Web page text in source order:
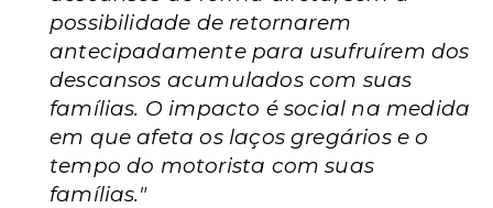
possibilidade de retornarem
antecipadamente para usufruírem dos
descansos acumulados com suas
famílias. O impacto é social na medida
em que afeta os laços gregários e o
tempo do motorista com suas
famílias."